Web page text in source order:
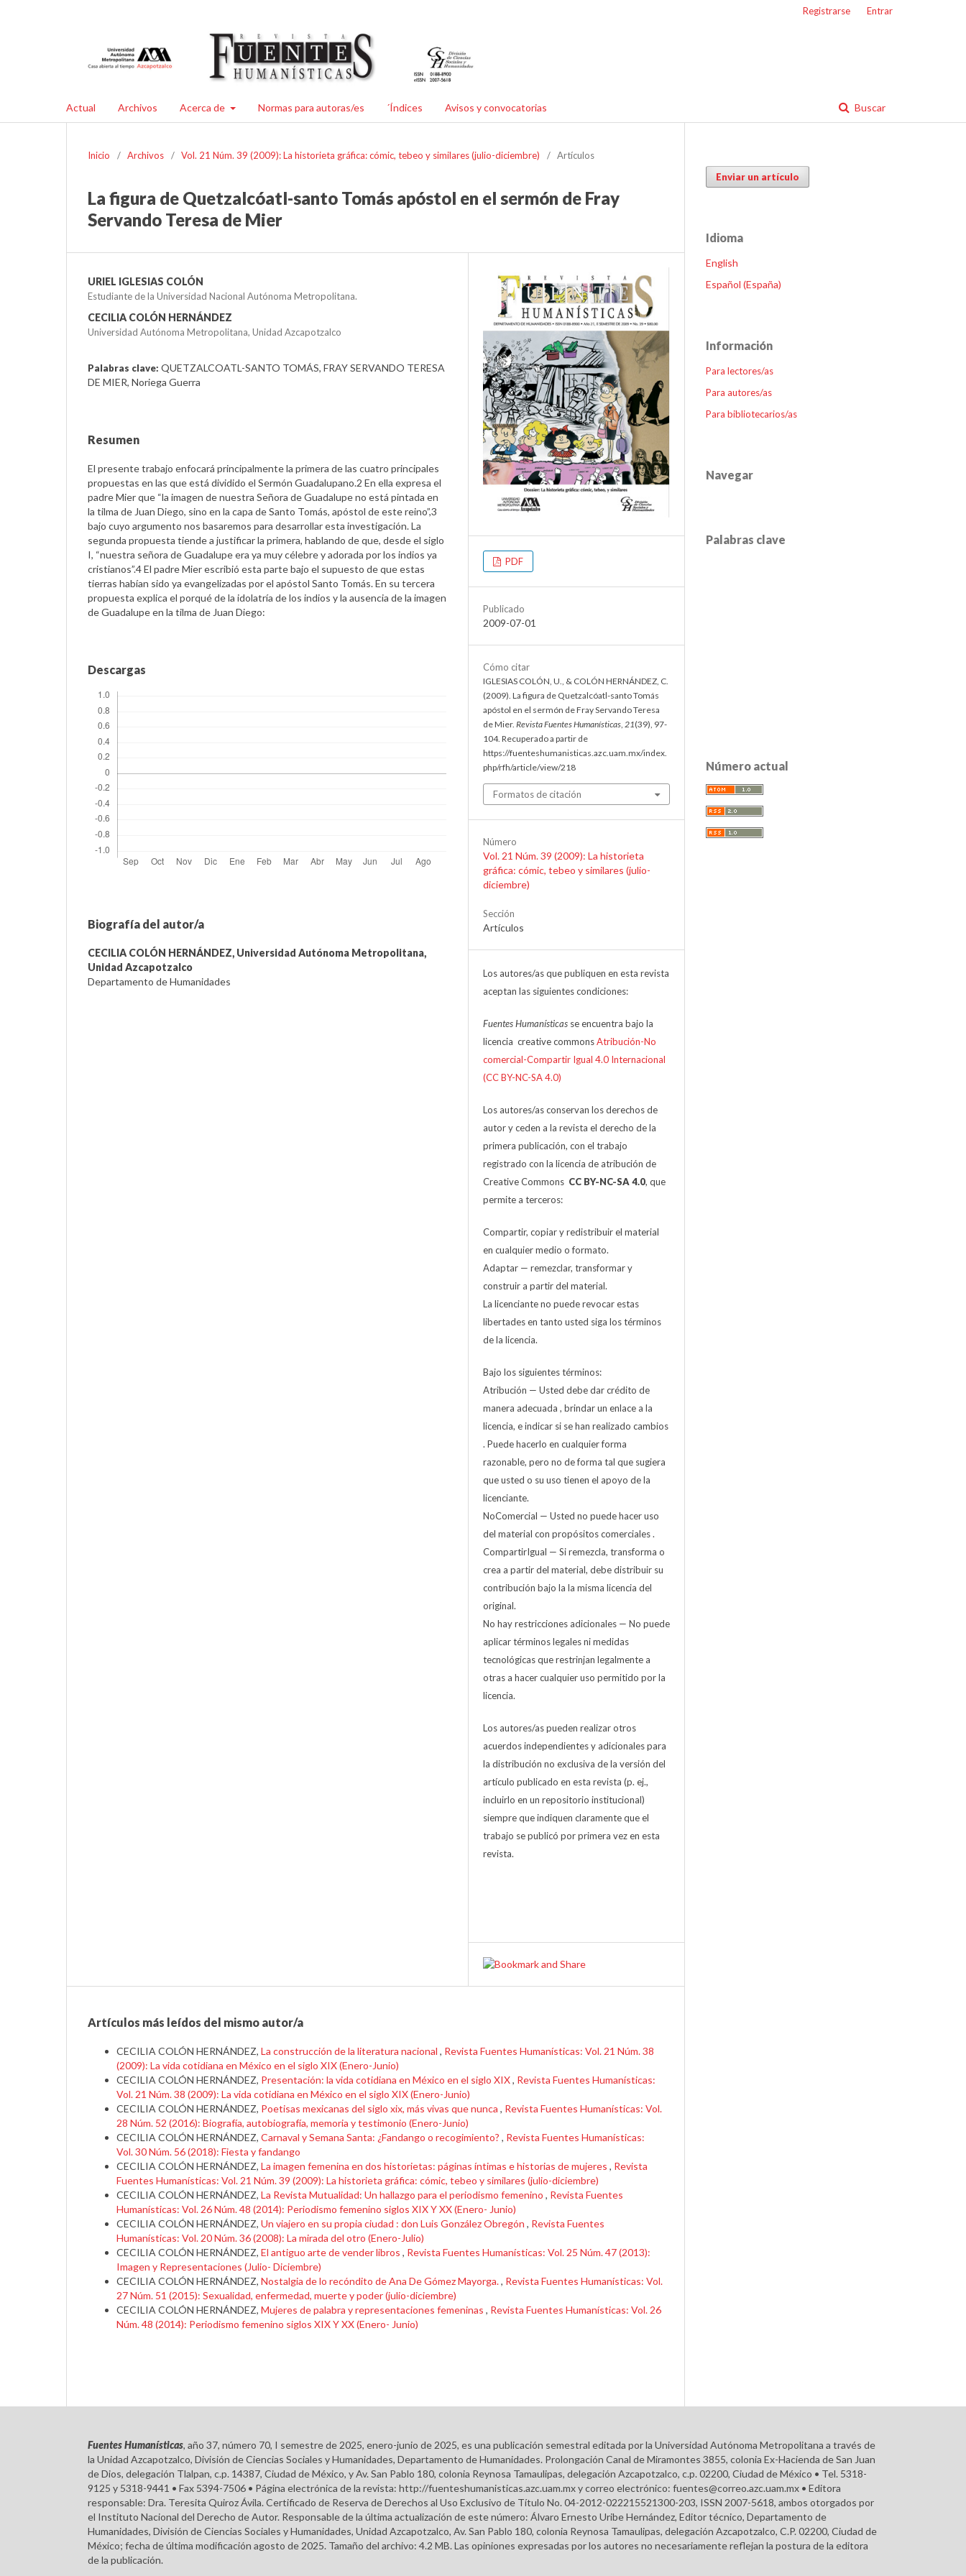
Actual Archivos Acerca de Normas para autoras/es ´Índices Avisos y convocatorias Buscar
Registrarse Entrar
Inicio / Archivos / Vol. 21 Núm. 39 (2009): La historieta gráfica: cómic, tebeo y similares (julio-diciembre) / Artículos
La figura de Quetzalcóatl-santo Tomás apóstol en el sermón de Fray
Servando Teresa de Mier
URIEL IGLESIAS COLÓN
Estudiante de la Universidad Nacional Autónoma Metropolitana.
CECILIA COLÓN HERNÁNDEZ
Universidad Autónoma Metropolitana, Unidad Azcapotzalco
Palabras clave: QUETZALCOATL-SANTO TOMÁS, FRAY SERVANDO TERESA
DE MIER, Noriega Guerra
Resumen
El presente trabajo enfocará principalmente la primera de las cuatro principales
propuestas en las que está dividido el Sermón Guadalupano.2 En ella expresa el
padre Mier que “la imagen de nuestra Señora de Guadalupe no está pintada en
la tilma de Juan Diego, sino en la capa de Santo Tomás, apóstol de este reino”,3
bajo cuyo argumento nos basaremos para desarrollar esta investigación. La
segunda propuesta tiende a justificar la primera, hablando de que, desde el siglo
I, “nuestra señora de Guadalupe era ya muy célebre y adorada por los indios ya
cristianos”.4 El padre Mier escribió esta parte bajo el supuesto de que estas
tierras habían sido ya evangelizadas por el apóstol Santo Tomás. En su tercera
propuesta explica el porqué de la idolatría de los indios y la ausencia de la imagen
de Guadalupe en la tilma de Juan Diego:
Descargas
Biografía del autor/a
CECILIA COLÓN HERNÁNDEZ, Universidad Autónoma Metropolitana,
Unidad Azcapotzalco
Departamento de Humanidades
PDF
Publicado
2009-07-01
Cómo citar
IGLESIAS COLÓN, U., & COLÓN HERNÁNDEZ, C.
(2009). La figura de Quetzalcóatl-santo Tomás
apóstol en el sermón de Fray Servando Teresa
de Mier. Revista Fuentes Humanísticas, 21(39), 97-
104. Recuperado a partir de
https://fuenteshumanisticas.azc.uam.mx/index.
php/rfh/article/view/218
Formatos de citación
Número
Vol. 21 Núm. 39 (2009): La historieta
gráfica: cómic, tebeo y similares (julio-
diciembre)
Sección
Artículos
Los autores/as que publiquen en esta revista
aceptan las siguientes condiciones:
Fuentes Humanísticas se encuentra bajo la
licencia creative commonsAtribución-No
comercial-Compartir Igual 4.0 Internacional
(CC BY-NC-SA 4.0)
Los autores/as conservan los derechos de
autor y ceden a la revista el derecho de la
primera publicación, con el trabajo
registrado con la licencia de atribución de
Creative Commons CC BY-NC-SA 4.0, que
permite a terceros:
Compartir, copiar y redistribuir el material
en cualquier medio o formato.
Adaptar — remezclar, transformar y
construir a partir del material.
La licenciante no puede revocar estas
libertades en tanto usted siga los términos
de la licencia.
Bajo los siguientes términos:
Atribución — Usted debe dar crédito de
manera adecuada , brindar un enlace a la
licencia, e indicar si se han realizado cambios
. Puede hacerlo en cualquier forma
razonable, pero no de forma tal que sugiera
que usted o su uso tienen el apoyo de la
licenciante.
NoComercial — Usted no puede hacer uso
del material con propósitos comerciales .
CompartirIgual — Si remezcla, transforma o
crea a partir del material, debe distribuir su
contribución bajo la la misma licencia del
original.
No hay restricciones adicionales — No puede
aplicar términos legales ni medidas
tecnológicas que restrinjan legalmente a
otras a hacer cualquier uso permitido por la
licencia.
Los autores/as pueden realizar otros
acuerdos independientes y adicionales para
la distribución no exclusiva de la versión del
artículo publicado en esta revista (p. ej.,
incluirlo en un repositorio institucional)
siempre que indiquen claramente que el
trabajo se publicó por primera vez en esta
revista.
Artículos más leídos del mismo autor/a
CECILIA COLÓN HERNÁNDEZ, La construcción de la literatura nacional , Revista Fuentes Humanísticas: Vol. 21 Núm. 38
(2009): La vida cotidiana en México en el siglo XIX (Enero-Junio)
CECILIA COLÓN HERNÁNDEZ, Presentación: la vida cotidiana en México en el siglo XIX, Revista Fuentes Humanísticas:
Vol. 21 Núm. 38 (2009): La vida cotidiana en México en el siglo XIX (Enero-Junio)
CECILIA COLÓN HERNÁNDEZ, Poetisas mexicanas del siglo xix, más vivas que nunca , Revista Fuentes Humanísticas: Vol.
28 Núm. 52 (2016): Biografía, autobiografía, memoria y testimonio (Enero-Junio)
CECILIA COLÓN HERNÁNDEZ, Carnaval y Semana Santa: ¿Fandango o recogimiento? , Revista Fuentes Humanísticas:
Vol. 30 Núm. 56 (2018): Fiesta y fandango
CECILIA COLÓN HERNÁNDEZ, La imagen femenina en dos historietas: páginas íntimas e historias de mujeres , Revista
Fuentes Humanísticas: Vol. 21 Núm. 39 (2009): La historieta gráfica: cómic, tebeo y similares (julio-diciembre)
CECILIA COLÓN HERNÁNDEZ, La Revista Mutualidad: Un hallazgo para el periodismo femenino , Revista Fuentes
Humanísticas: Vol. 26 Núm. 48 (2014): Periodismo femenino siglos XIX Y XX (Enero- Junio)
CECILIA COLÓN HERNÁNDEZ, Un viajero en su propia ciudad : don Luis González Obregón , Revista Fuentes
Humanísticas: Vol. 20 Núm. 36 (2008): La mirada del otro (Enero-Julio)
CECILIA COLÓN HERNÁNDEZ, El antiguo arte de vender libros , Revista Fuentes Humanísticas: Vol. 25 Núm. 47 (2013):
Imagen y Representaciones (Julio- Diciembre)
CECILIA COLÓN HERNÁNDEZ, Nostalgia de lo recóndito de Ana De Gómez Mayorga., Revista Fuentes Humanísticas: Vol.
27 Núm. 51 (2015): Sexualidad, enfermedad, muerte y poder (julio-diciembre)
CECILIA COLÓN HERNÁNDEZ, Mujeres de palabra y representaciones femeninas , Revista Fuentes Humanísticas: Vol. 26
Núm. 48 (2014): Periodismo femenino siglos XIX Y XX (Enero- Junio)
Enviar un artículo
Idioma
English
Español (España)
Información
Para lectores/as
Para autores/as
Para bibliotecarios/as
Navegar
Palabras clave
Número actual
Fuentes Humanísticas, año 37, número 70, I semestre de 2025, enero-junio de 2025, es una publicación semestral editada por la Universidad Autónoma Metropolitana a través de
la Unidad Azcapotzalco, División de Ciencias Sociales y Humanidades, Departamento de Humanidades. Prolongación Canal de Miramontes 3855, colonia Ex-Hacienda de San Juan
de Dios, delegación Tlalpan, c.p. 14387, Ciudad de México, y Av. San Pablo 180, colonia Reynosa Tamaulipas, delegación Azcapotzalco, c.p. 02200, Ciudad de México • Tel. 5318-
9125 y 5318-9441 • Fax 5394-7506 • Página electrónica de la revista: http://fuenteshumanisticas.azc.uam.mx y correo electrónico: fuentes@correo.azc.uam.mx • Editora
responsable: Dra. Teresita Quiroz Ávila. Certificado de Reserva de Derechos al Uso Exclusivo de Título No. 04-2012-022215521300-203, ISSN 2007-5618, ambos otorgados por
el Instituto Nacional del Derecho de Autor. Responsable de la última actualización de este número: Álvaro Ernesto Uribe Hernández, Editor técnico, Departamento de
Humanidades, División de Ciencias Sociales y Humanidades, Unidad Azcapotzalco, Av. San Pablo 180, colonia Reynosa Tamaulipas, delegación Azcapotzalco, C.P. 02200, Ciudad de
México; fecha de última modificación agosto de 2025. Tamaño del archivo: 4.2 MB. Las opiniones expresadas por los autores no necesariamente reflejan la postura de la editora
de la publicación.